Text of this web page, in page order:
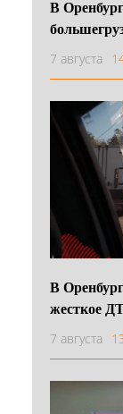
В
7 августа
В
жесткое
7 августа